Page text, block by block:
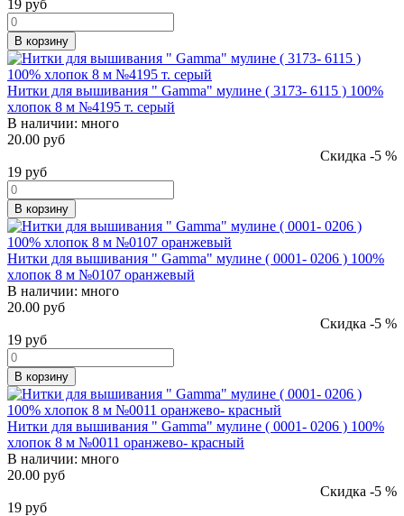
19 руб
В корзину
Нитки для вышивания " Gamma" мулине ( 3173- 6115 ) 100%
хлопок 8 м №4195 т. серый
В наличии: много
20.00 руб
Скидка -5 %
19 руб
В корзину
Нитки для вышивания " Gamma" мулине ( 0001- 0206 ) 100%
хлопок 8 м №0107 оранжевый
В наличии: много
20.00 руб
Скидка -5 %
19 руб
В корзину
Нитки для вышивания " Gamma" мулине ( 0001- 0206 ) 100%
хлопок 8 м №0011 оранжево- красный
В наличии: много
20.00 руб
Скидка -5 %
19 руб